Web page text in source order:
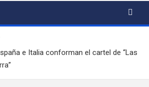
e Italia conforman el cartel de “Las